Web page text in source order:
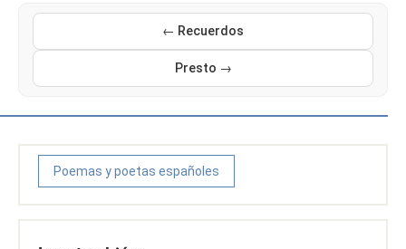
← Recuerdos
Presto →
Poemas y poetas españoles